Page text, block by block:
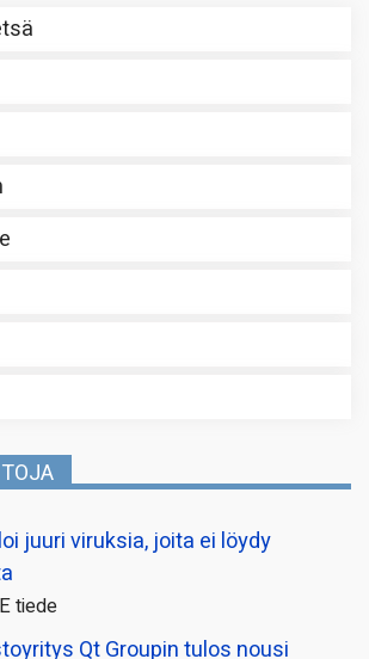
juuri viruksia, joita ei löydy
tiede
Qt Groupin tulos nousi